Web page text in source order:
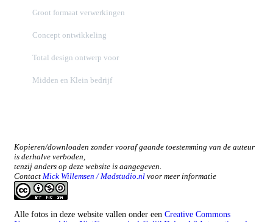
Groot formaat verwerkingen
Concept ontwikkeling
Total design ontwerp voor
Midden en Klein bedrijf
Kopieren/downloaden zonder vooraf gaande toestemming van de auteur
is derhalve verboden,
tenzij anders op deze website is aangegeven.
Contact Mick Willemsen / Madstudio.nl voor meer informatie
Alle fotos in deze website vallen onder een Creative Commons